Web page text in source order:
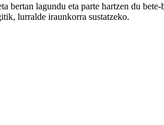
bertan lagundu eta parte hartzen du
lurralde iraunkorra sustatzeko.